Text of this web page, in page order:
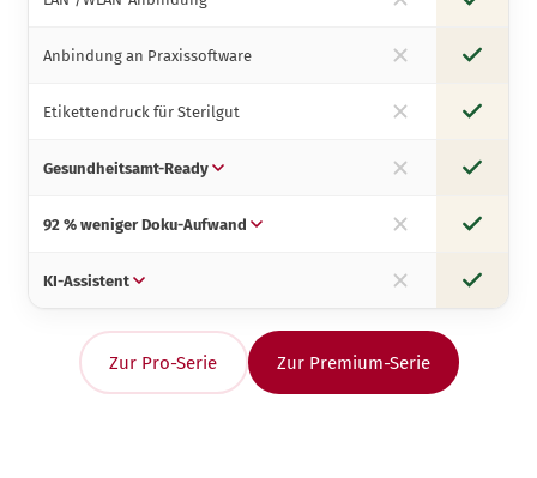
nein
Anbindung an Praxissoftware
nein
Etikettendruck für Sterilgut
nein
Gesundheitsamt-Ready
nein
92 % weniger Doku-Aufwand
nein
KI-Assistent
nein
Zur Pro-Serie Zur Premium-Serie